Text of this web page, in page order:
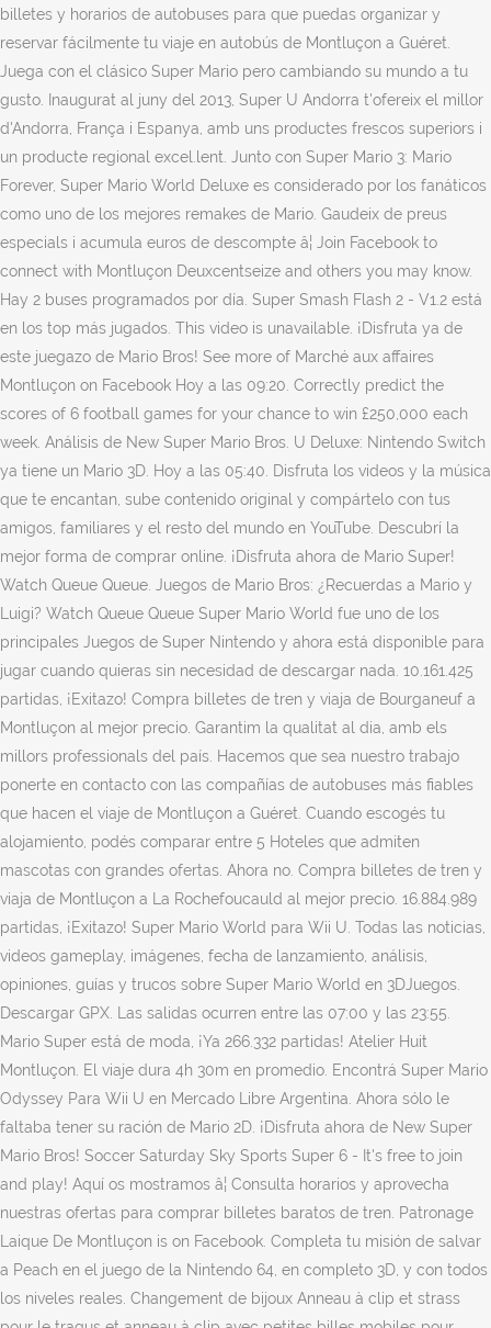
billetes y horarios de autobuses para que puedas organizar y
reservar fácilmente tu viaje en autobús de Montluçon a Guéret.
Juega con el clásico Super Mario pero cambiando su mundo a tu
gusto. Inaugurat al juny del 2013, Super U Andorra t'ofereix el millor
d'Andorra, França i Espanya, amb uns productes frescos superiors i
un producte regional excel.lent. Junto con Super Mario 3: Mario
Forever, Super Mario World Deluxe es considerado por los fanáticos
como uno de los mejores remakes de Mario. Gaudeix de preus
especials i acumula euros de descompte â¦ Join Facebook to
connect with Montluçon Deuxcentseize and others you may know.
Hay 2 buses programados por día. Super Smash Flash 2 - V1.2 está
en los top más jugados. This video is unavailable. ¡Disfruta ya de
este juegazo de Mario Bros! See more of Marché aux affaires
Montluçon on Facebook Hoy a las 09:20. Correctly predict the
scores of 6 football games for your chance to win £250,000 each
week. Análisis de New Super Mario Bros. U Deluxe: Nintendo Switch
ya tiene un Mario 3D. Hoy a las 05:40. Disfruta los videos y la música
que te encantan, sube contenido original y compártelo con tus
amigos, familiares y el resto del mundo en YouTube. Descubrí la
mejor forma de comprar online. ¡Disfruta ahora de Mario Super!
Watch Queue Queue. Juegos de Mario Bros: ¿Recuerdas a Mario y
Luigi? Watch Queue Queue Super Mario World fue uno de los
principales Juegos de Super Nintendo y ahora está disponible para
jugar cuando quieras sin necesidad de descargar nada. 10.161.425
partidas, ¡Exitazo! Compra billetes de tren y viaja de Bourganeuf a
Montluçon al mejor precio. Garantim la qualitat al dia, amb els
millors professionals del país. Hacemos que sea nuestro trabajo
ponerte en contacto con las compañías de autobuses más fiables
que hacen el viaje de Montluçon a Guéret. Cuando escogés tu
alojamiento, podés comparar entre 5 Hoteles que admiten
mascotas con grandes ofertas. Ahora no. Compra billetes de tren y
viaja de Montluçon a La Rochefoucauld al mejor precio. 16.884.989
partidas, ¡Exitazo! Super Mario World para Wii U. Todas las noticias,
videos gameplay, imágenes, fecha de lanzamiento, análisis,
opiniones, guías y trucos sobre Super Mario World en 3DJuegos.
Descargar GPX. Las salidas ocurren entre las 07:00 y las 23:55.
Mario Super está de moda, ¡Ya 266.332 partidas! Atelier Huit
Montluçon. El viaje dura 4h 30m en promedio. Encontrá Super Mario
Odyssey Para Wii U en Mercado Libre Argentina. Ahora sólo le
faltaba tener su ración de Mario 2D. ¡Disfruta ahora de New Super
Mario Bros! Soccer Saturday Sky Sports Super 6 - It's free to join
and play! Aquí os mostramos â¦ Consulta horarios y aprovecha
nuestras ofertas para comprar billetes baratos de tren. Patronage
Laique De Montluçon is on Facebook. Completa tu misión de salvar
a Peach en el juego de la Nintendo 64, en completo 3D, y con todos
los niveles reales. Changement de bijoux Anneau à clip et strass